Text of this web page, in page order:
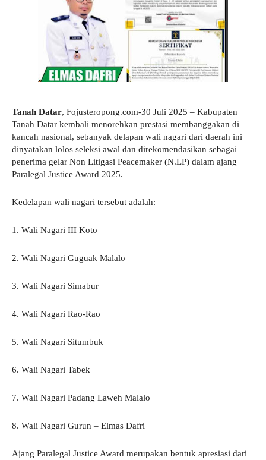
Tanah Datar, Fojusteropong.com-30 Juli 2025 – Kabupaten
Tanah Datar kembali menorehkan prestasi membanggakan di
kancah nasional, sebanyak delapan wali nagari dari daerah ini
dinyatakan lolos seleksi awal dan direkomendasikan sebagai
penerima gelar Non Litigasi Peacemaker (N.LP) dalam ajang
Paralegal Justice Award 2025.
Kedelapan wali nagari tersebut adalah:
1. Wali Nagari III Koto
2. Wali Nagari Guguak Malalo
3. Wali Nagari Simabur
4. Wali Nagari Rao-Rao
5. Wali Nagari Situmbuk
6. Wali Nagari Tabek
7. Wali Nagari Padang Laweh Malalo
8. Wali Nagari Gurun – Elmas Dafri
Ajang Paralegal Justice Award merupakan bentuk apresiasi dari